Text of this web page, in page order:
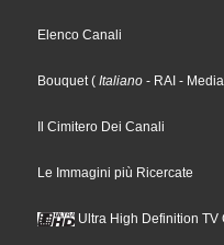
Elenco Canali
Bouquet( Italiano - RAI -
Il Cimitero Dei Canali
Le Immagini più Ricercate
Ultra High Definition TV